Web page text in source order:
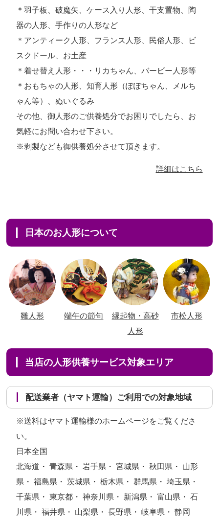
＊羽子板、破魔矢、ケース入り人形、干支置物、陶
器の人形、手作りの人形など
＊アンティーク人形、フランス人形、民俗人形、ビ
スクドール、お土産
＊着せ替え人形・・・リカちゃん、バービー人形等
＊おもちゃの人形、知育人形（ぽぽちゃん、メルち
ゃん等）、ぬいぐるみ
その他、御人形のご供養処分でお困りでしたら、お
気軽にお問い合わせ下さい。
※剥製なども御供養処分させて頂きます。
詳細はこちら
日本のお人形について
雛人形 端午の節句
縁起物・高砂
人形
市松人形
当店の人形供養サービス対象エリア
配送業者（ヤマト運輸）ご利用での対象地域
※送料はヤマト運輸様のホームページをご覧くださ
い。
日本全国
北海道・ 青森県・ 岩手県・ 宮城県・ 秋田県・ 山形
県・ 福島県・ 茨城県・ 栃木県・ 群馬県・ 埼玉県・
千葉県・ 東京都・ 神奈川県・ 新潟県・ 富山県・ 石
川県・ 福井県・ 山梨県・ 長野県・ 岐阜県・ 静岡